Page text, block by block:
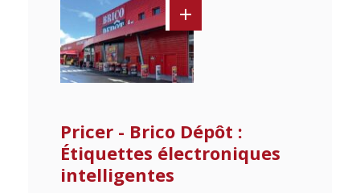
Pricer - Brico Dépôt :
Étiquettes électroniques
intelligentes